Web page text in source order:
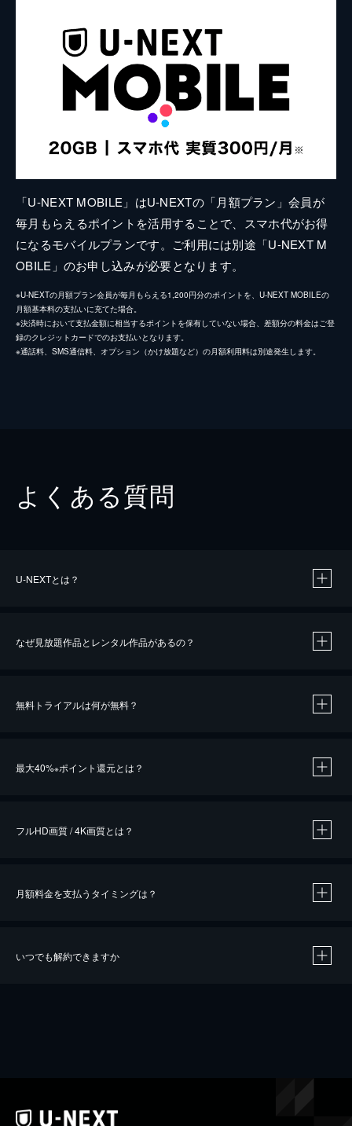
「U-NEXT MOBILE」はU-NEXTの「月額プラン」会員が
毎月もらえるポイントを活用することで、スマホ代がお得
になるモバイルプランです。ご利用には別途「U-NEXT M
OBILE」のお申し込みが必要となります。
※U-NEXTの月額プラン会員が毎月もらえる1,200円分のポイントを、U-NEXT MOBILEの
月額基本料の支払いに充てた場合。
※決済時において支払金額に相当するポイントを保有していない場合、差額分の料金はご登
録のクレジットカードでのお支払いとなります。
※通話料、SMS通信料、オプション（かけ放題など）の月額利用料は別途発生します。
よくある質問
U-NEXTとは？
なぜ見放題作品とレンタル作品があるの？
無料トライアルは何が無料？
最大40%※ポイント還元とは？
※40％ポイント還元の対象は、クレジットカード決済による作品の購入 / レンタルです。
フルHD画質 / 4K画質とは？
月額料金を支払うタイミングは？
いつでも解約できますか